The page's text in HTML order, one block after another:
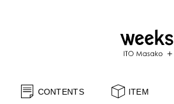
CONTENTS ITEM